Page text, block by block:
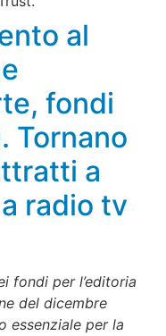
al
fondi
Tornano
a
radio tv
fondi per l’editoria
del dicembre
essenziale per la